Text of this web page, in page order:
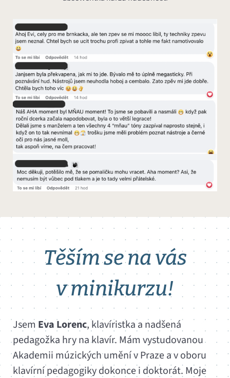
Těším se na vás
v minikurzu!
Jsem EvaLorenc, klavíristka a nadšená
pedagožka hry na klavír. Mám vystudovanou
Akademii múzických umění v Praze a v oboru
klavírní pedagogiky dokonce i doktorát. Moje